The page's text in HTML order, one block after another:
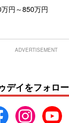
円～850万円
ADVERTISEMENT
デイをフォロー